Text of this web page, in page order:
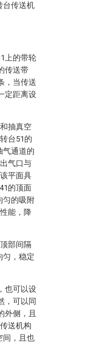
台传送机
上的带轮
传送带
，当传送
定距离设
抽真空
台51的
气通道的
气口与
平面具
的顶面
匀的吸附
能，降
部间隔
匀，稳定
也可以设
，可以同
外侧，且
送机构
间，且也